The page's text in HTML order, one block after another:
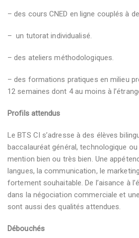
– des cours CNED en ligne couplés à
– un tutorat individualisé.
– des ateliers méthodologiques.
– des formations pratiques en milieu
12 semaines dont 4 au moins à
Profils attendus
Le BTS CI s’adresse à des élèves
baccalauréat général, technologique
mention bien ou très bien. Une
langues, la communication, le
fortement souhaitable. De l’aisance à
dans la négociation commerciale et
sont aussi des qualités attendues.
Débouchés